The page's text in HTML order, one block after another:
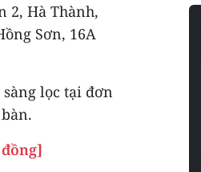
2, Hà Thành,
Sơn, 16A
lọc tại đơn